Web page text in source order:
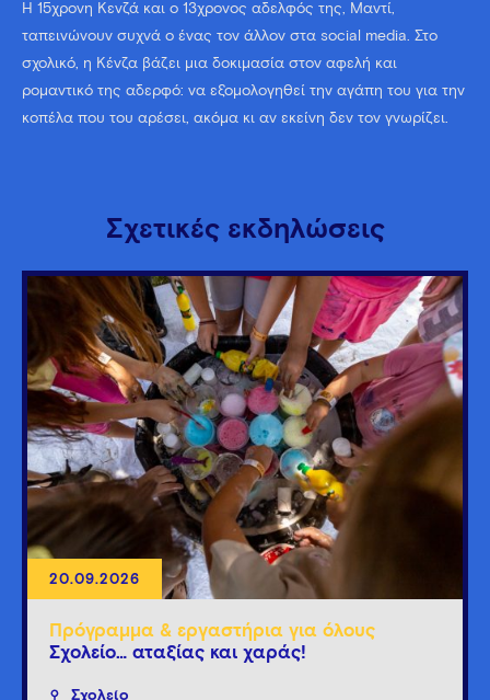
Η 15χρονη Κενζά και ο 13χρονος αδελφός της, Μαντί,
ταπεινώνουν συχνά ο ένας τον άλλον στα social media. Στο
σχολικό, η Κένζα βάζει μια δοκιμασία στον αφελή και
ρομαντικό της αδερφό: να εξομολογηθεί την αγάπη του για την
κοπέλα που του αρέσει, ακόμα κι αν εκείνη δεν τον γνωρίζει.
Σχετικές εκδηλώσεις
20.09.2026
Πρόγραμμα & εργαστήρια για όλους
Σχολείο… αταξίας και χαράς!
Σχολείο